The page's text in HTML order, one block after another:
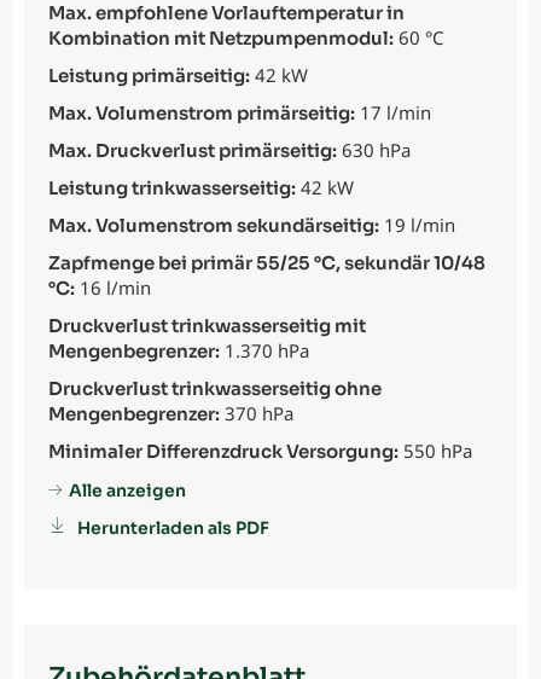
Max. empfohlene Vorlauftemperatur in
Kombination mit Netzpumpenmodul: 60 °C
Leistung primärseitig: 42 kW
Max. Volumenstrom primärseitig: 17 l/min
Max. Druckverlust primärseitig: 630 hPa
Leistung trinkwasserseitig: 42 kW
Max. Volumenstrom sekundärseitig: 19 l/min
Zapfmenge bei primär 55/25 °C, sekundär 10/48
°C: 16 l/min
Druckverlust trinkwasserseitig mit
Mengenbegrenzer: 1.370 hPa
Druckverlust trinkwasserseitig ohne
Mengenbegrenzer: 370 hPa
Minimaler Differenzdruck Versorgung: 550 hPa
Alle anzeigen
Herunterladen als PDF